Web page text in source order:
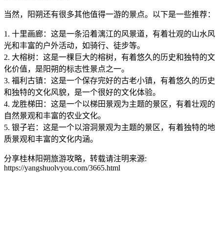
当然，阳朔还有很多其他值得一游的景点。以下是一些推荐：
1. 十里画廊：这是一条沿着漓江的风景道，有着壮观的山水风
光和丰富的户外活动，如骑行、徒步等。
2. 大榕树：这是一棵巨大的榕树，有着悠久的历史和独特的文
化价值，是阳朔的标志性景点之一。
3. 福利古镇：这是一个保存完好的古老小镇，有着悠久的历史
和独特的文化风貌，是一个很好的文化体验。
4. 龙胜梯田：这是一个以梯田景观为主题的景区，有着壮观的
自然景观和丰富的农业文化。
5. 银子岩：这是一个以溶洞景观为主题的景区，有着独特的地
质景观和丰富的文化内涵。
分享桂林阳朔旅游攻略，转载请注明来源:
https://yangshuolvyou.com/3665.html